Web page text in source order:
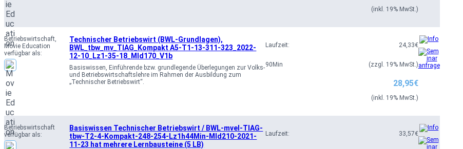
(inkl. 19% MwSt.)
Betriebswirtschaft
Movie Education
verfügbar als:
Technischer Betriebswirt (BWL-Grundlagen),
BWL_tbw_mv_TIAG_Kompakt A5-T1-13-311-323_2022-
12-10_Lz1-35-18_Mld170_V1b
Basiswissen, Einführende bzw. grundlegende Überlegungen zur Volks-
und Betriebswirtschaftslehre im Rahmen der Ausbildung zum
„Technischer Betriebswirt“.
Laufzeit:
90 Min
24,33€
(zzgl. 19% MwSt.)
28,95€
(inkl. 19% MwSt.)
Betriebswirtschaft
verfügbar als:
Basiswissen Technischer Betriebswirt / BWL-mvel-TIAG-
tbw-T2-4-Kompakt-248-254-Lz1h44Min-Mld210-2021-
11-23 hat mehrere Lernbausteine (5 LB)
Laufzeit: 33,57€